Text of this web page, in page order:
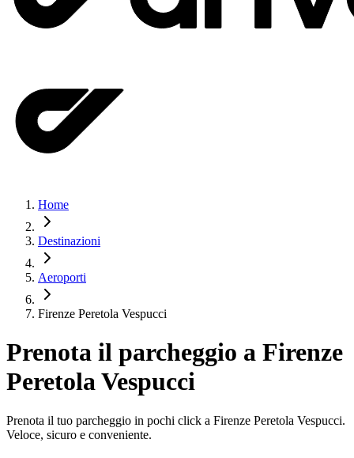
Home
Destinazioni
Aeroporti
Firenze Peretola Vespucci
Prenota il parcheggio a Firenze
Peretola Vespucci
Prenota il tuo parcheggio in pochi click a Firenze Peretola Vespucci.
Veloce, sicuro e conveniente.